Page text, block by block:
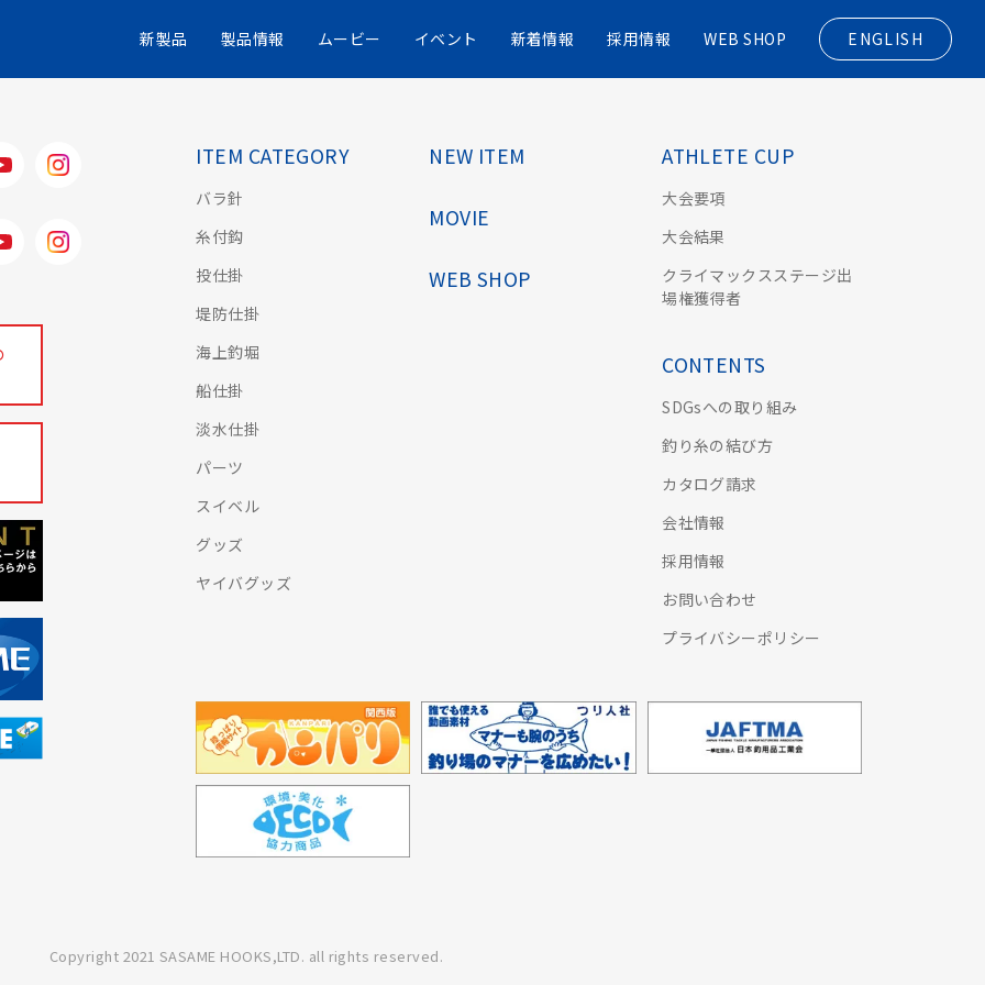
新製品 製品情報 ムービー イベント 新着情報 採用情報 WEB SHOP ENGLISH
IMG_0756
ITEM CATEGORY
バラ針
糸付鈎
投仕掛
堤防仕掛
海上釣堀
船仕掛
淡水仕掛
パーツ
スイベル
グッズ
ヤイバグッズ
NEW ITEM
MOVIE
WEB SHOP
ATHLETE CUP
大会要項
大会結果
クライマックスステージ出
場権獲得者
CONTENTS
SDGsへの取り組み
釣り糸の結び方
カタログ請求
会社情報
採用情報
お問い合わせ
プライバシーポリシー
Copyright 2021 SASAME HOOKS,LTD. all rights reserved.